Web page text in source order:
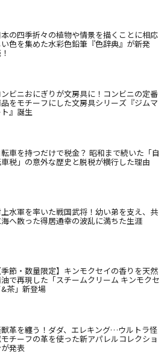
本の四季折々の植物や情景を描くことに相応
い色を集めた水彩色鉛筆『色辞典』が新発
ンビニおにぎりが文房具に！コンビニの定番
をモチーフにした文房具シリーズ『ジムマ
』誕生
車を持つだけで税金？ 昭和まで続いた「自
税」の意外な歴史と脱税が横行した理由
水軍を率いた戦国武将！幼い弟を支え、共
海へ散った得居通幸の波乱に満ちた生涯
季節・数量限定】キンモクセイの香りを天然
で再現した「スチームクリーム キンモクセ
茶」新登場
革を纏う！ダダ、エレキング…ウルトラ怪
チーフの革を使った新アパレルコレクショ
が発表